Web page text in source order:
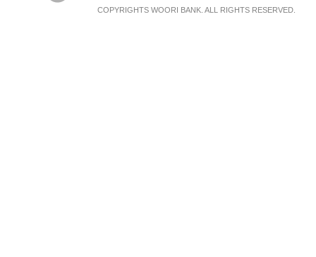
COPYRIGHTS WOORI BANK. ALL RIGHTS RESERVED.